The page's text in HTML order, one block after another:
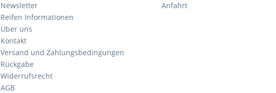
Newsletter
Reifen Informationen
Über uns
Kontakt
Versand und Zahlungsbedingungen
Rückgabe
Widerrufsrecht
AGB
Anfahrt